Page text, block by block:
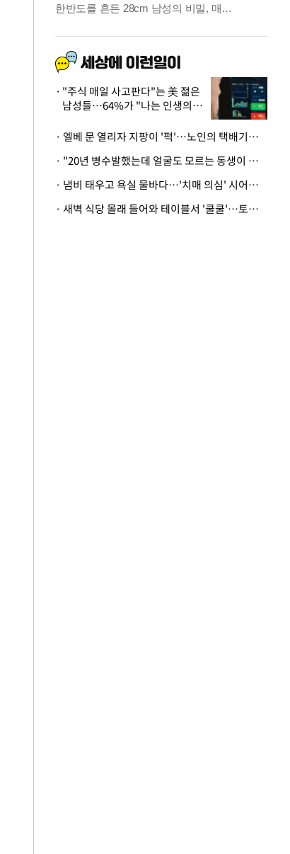
"주식 매일 사고판다"는 美 젊은
남성들…64%가 "나는 인생의
· 엘베 문 열리자 지팡이 '퍽'…노인의 택배기사 폭행 이유
· "20년 병수발했는데 얼굴도 모르는 동생이 유산 절반을"…배다른 형제 상속권 있을까
· 냄비 태우고 욕실 물바다…'치매 의심' 시어머니 검사 권유했다가 '날벼락'
· 새벽 식당 몰래 들어와 테이블서 '쿨쿨'…토사물 남기고 사라진 남성